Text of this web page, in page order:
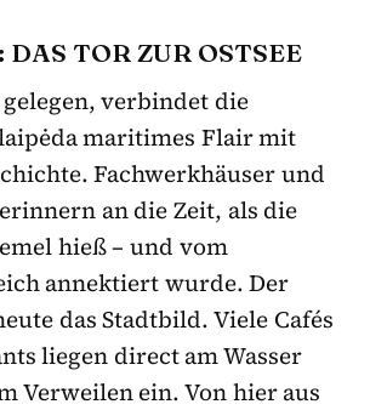
TOR ZUR OSTSEE
verbindet die
maritimes Flair mit
Fachwerkhäuser und
an die Zeit, als die
hieß – und vom
annektiert wurde. Der
das Stadtbild. Viele Cafés
liegen direct am Wasser
Verweilen ein. Von hier aus